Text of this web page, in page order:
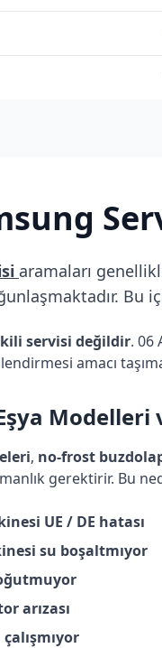
aramaları
Bu
servisi değildir. 06
amacı
Modelleri
, no-frost
gerektirir. Bu
UE / DE hatası
su boşaltmıyor
arızası